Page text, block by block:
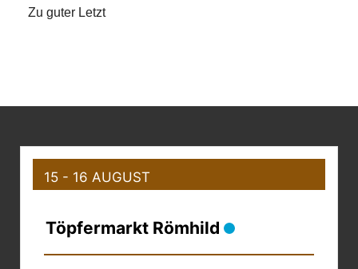
Zu guter Letzt
15 - 16 AUGUST
Töpfermarkt Römhild